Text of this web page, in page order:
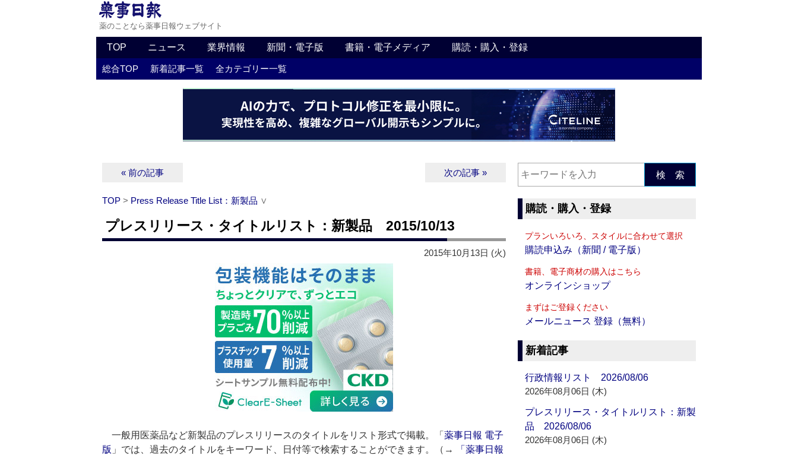
薬のことなら薬事日報ウェブサイト
TOP ニュース 業界情報 新聞・電子版 書籍・電子メディア 購読・購入・登録
総合TOP 新着記事一覧 全カテゴリー一覧
« 前の記事 次の記事 »
TOP > Press Release Title List：新製品 ∨
プレスリリース・タイトルリスト：新製品 2015/10/13
2015年10月13日 (火)
一般用医薬品など新製品のプレスリリースのタイトルをリスト形式で掲載。「 薬事日報 電子
版 」では、過去のタイトルをキーワード、日付等で検索することができます。（→
「薬事日報
検 索
購読・購入・登録
プランいろいろ、スタイルに合わせて選択
購読申込み（新聞 / 電子版）
書籍、電子商材の購入はこちら
オンラインショップ
まずはご登録ください
メールニュース 登録（無料）
新着記事
行政情報リスト 2026/08/06
2026年08月06日 (木)
プレスリリース・タイトルリスト：新製
品 2026/08/06
2026年08月06日 (木)